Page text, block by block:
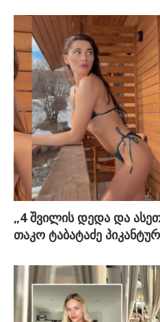
„4 შვილის დედა და
თაკო ტაბატაძე